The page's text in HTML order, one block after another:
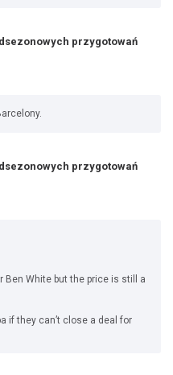
przygotowań
przygotowań
Ben White but the price is still a
if they can’t close a deal for